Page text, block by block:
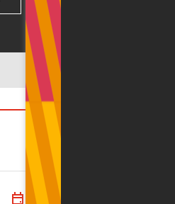
22.11.2023